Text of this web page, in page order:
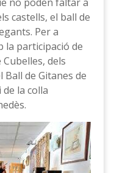
castells, el ball de
Per a
la participació de
Cubelles, dels
Ball de Gitanes de
de la colla